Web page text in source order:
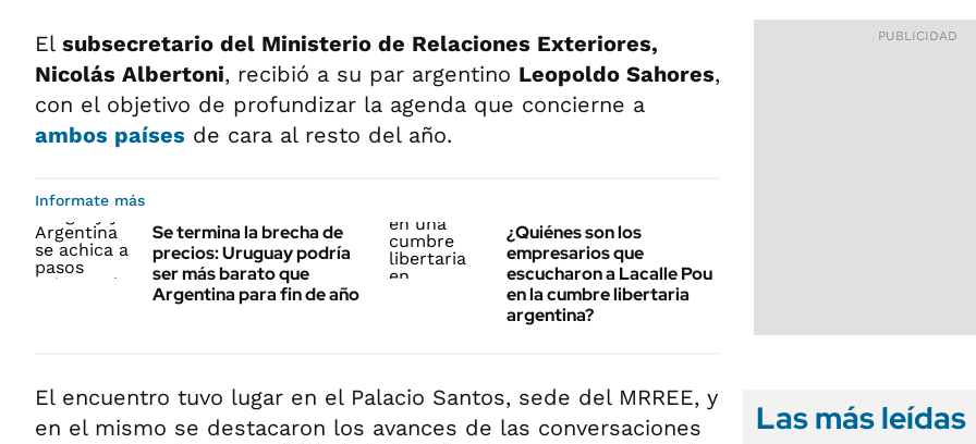
El subsecretario del Ministerio de Relaciones Exteriores,
Nicolás Albertoni, recibió a su par argentino Leopoldo Sahores,
con el objetivo de profundizar la agenda que concierne a
ambos países de cara al resto del año.
Informate más
Se termina la brecha de
precios: Uruguay podría
ser más barato que
Argentina para fin de año
¿Quiénes son los
empresarios que
escucharon a Lacalle Pou
en la cumbre libertaria
argentina?
El encuentro tuvo lugar en el Palacio Santos, sede del MRREE, y
en el mismo se destacaron los avances de las conversaciones
Las más leídas